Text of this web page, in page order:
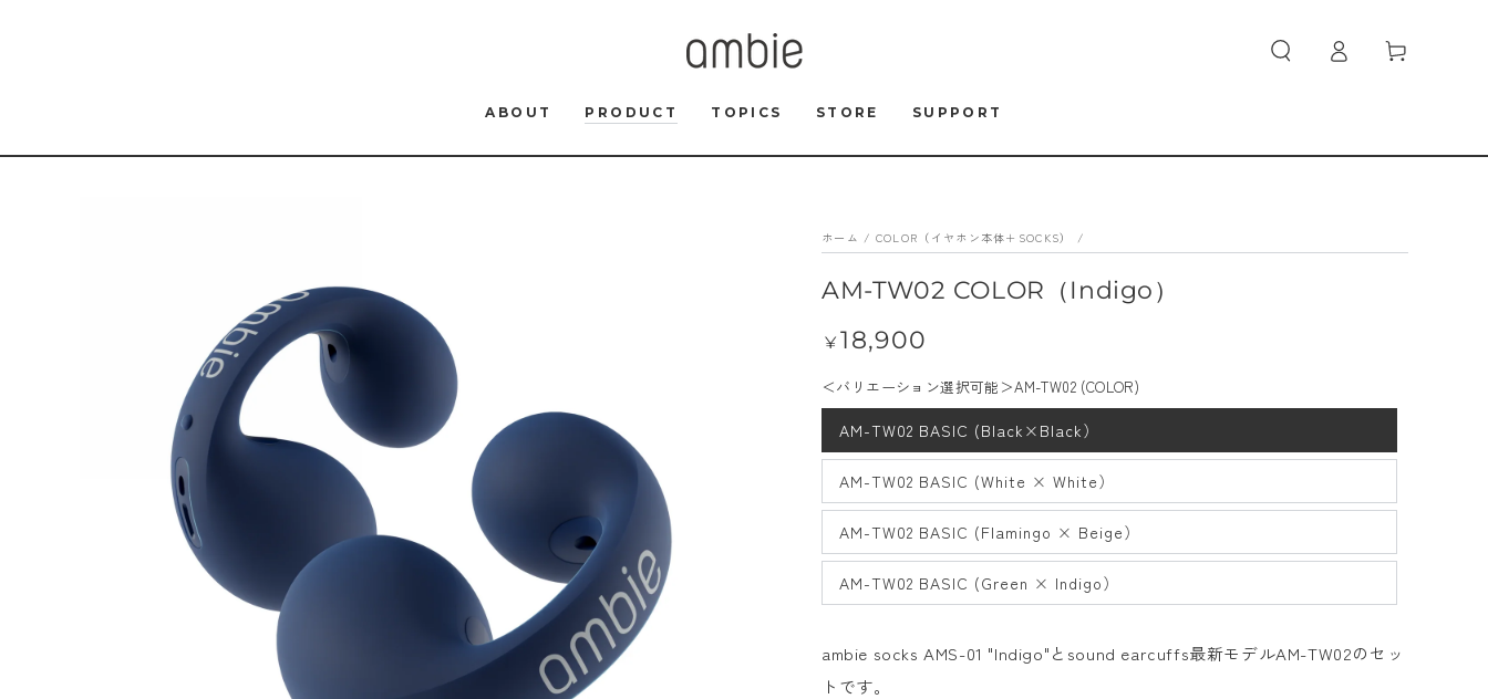
ABOUT PRODUCT TOPICS STORE SUPPORT
グ
イ
ー
モ
ホーム / COLOR（イヤホン本体＋SOCKS） /
AM-TW02 COLOR（Indigo）
定
¥ 18,900
＜バリエーション選択可能＞AM-TW02 (COLOR)
AM-TW02 BASIC (Black×Black）
AM-TW02 BASIC (White × White）
AM-TW02 BASIC (Flamingo × Beige）
AM-TW02 BASIC (Green × Indigo）
ambie socks AMS-01 "Indigo"とsound earcuffs最新モデルAM-TW02のセッ
トです。